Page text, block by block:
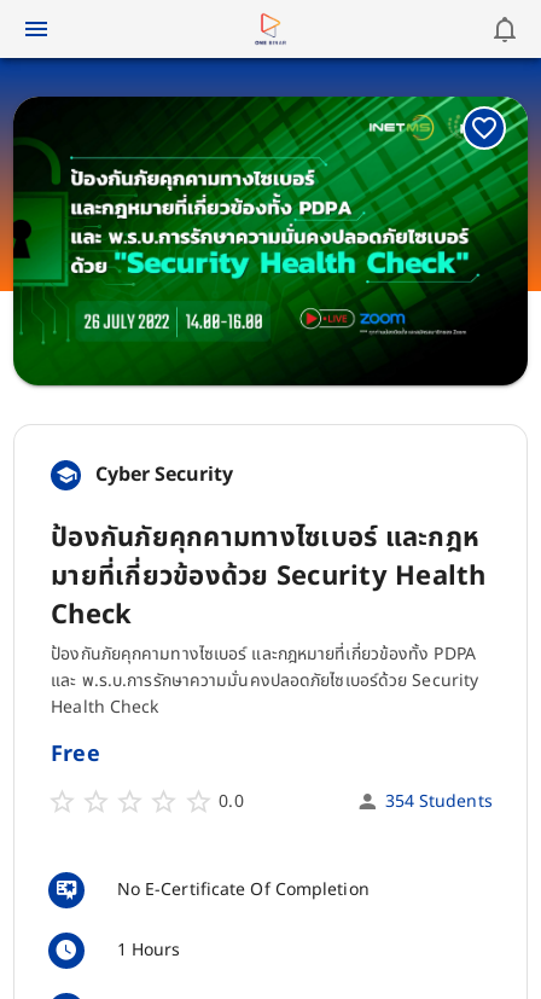
Cyber Security
ป้องกันภัยคุกคามทางไซเบอร์ และกฎห
มายที่เกี่ยวข้องด้วย Security Health
Check
ป้องกันภัยคุกคามทางไซเบอร์ และกฎหมายที่เกี่ยวข้องทั้ง PDPA
และ พ.ร.บ.การรักษาความมั่นคงปลอดภัยไซเบอร์ด้วย Security
Health Check
Free
0.0 354 Students
No E-Certificate Of Completion
1 Hours